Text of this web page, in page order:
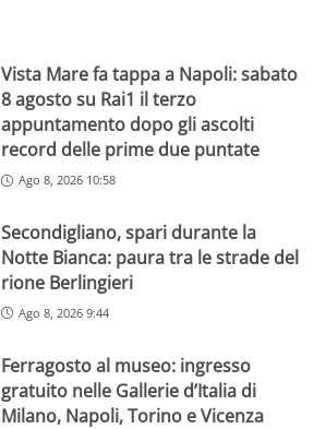
Vista Mare fa tappa a Napoli: sabato
8 agosto su Rai1 il terzo
appuntamento dopo gli ascolti
record delle prime due puntate
Ago 8, 2026 10:58
Secondigliano, spari durante la
Notte Bianca: paura tra le strade del
rione Berlingieri
Ago 8, 2026 9:44
Ferragosto al museo: ingresso
gratuito nelle Gallerie d’Italia di
Milano, Napoli, Torino e Vicenza